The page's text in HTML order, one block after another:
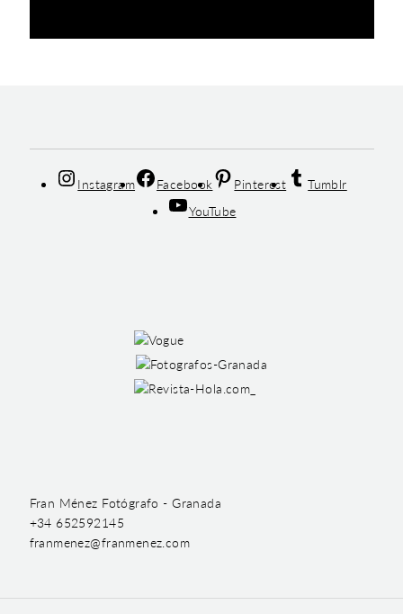
Instagram Facebook Pinterest
Tumblr
YouTube
Fran Ménez Fotógrafo - Granada
+34 652592145
franmenez@franmenez.com